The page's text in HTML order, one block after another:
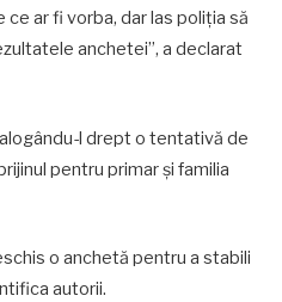
ar fi vorba, dar las poliția să
anchetei”, a declarat
l drept o tentativă de
pentru primar și familia
o anchetă pentru a stabili
autorii.